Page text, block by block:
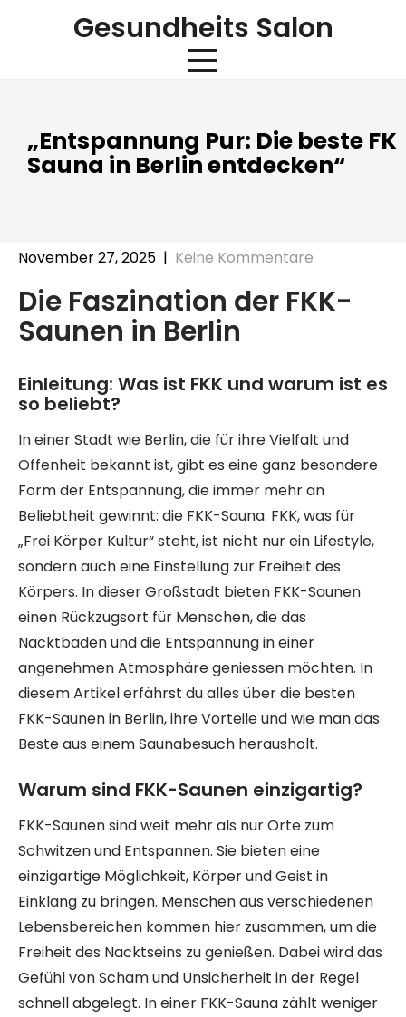
Gesundheits Salon
„Entspannung Pur: Die beste FK
Sauna in Berlin entdecken“
November 27, 2025 | Keine Kommentare
Die Faszination der FKK-
Saunen in Berlin
Einleitung: Was ist FKK und warum ist es
so beliebt?
In einer Stadt wie Berlin, die für ihre Vielfalt und
Offenheit bekannt ist, gibt es eine ganz besondere
Form der Entspannung, die immer mehr an
Beliebtheit gewinnt: die FKK-Sauna. FKK, was für
„Frei Körper Kultur“ steht, ist nicht nur ein Lifestyle,
sondern auch eine Einstellung zur Freiheit des
Körpers. In dieser Großstadt bieten FKK-Saunen
einen Rückzugsort für Menschen, die das
Nacktbaden und die Entspannung in einer
angenehmen Atmosphäre geniessen möchten. In
diesem Artikel erfährst du alles über die besten
FKK-Saunen in Berlin, ihre Vorteile und wie man das
Beste aus einem Saunabesuch herausholt.
Warum sind FKK-Saunen einzigartig?
FKK-Saunen sind weit mehr als nur Orte zum
Schwitzen und Entspannen. Sie bieten eine
einzigartige Möglichkeit, Körper und Geist in
Einklang zu bringen. Menschen aus verschiedenen
Lebensbereichen kommen hier zusammen, um die
Freiheit des Nacktseins zu genießen. Dabei wird das
Gefühl von Scham und Unsicherheit in der Regel
schnell abgelegt. In einer FKK-Sauna zählt weniger